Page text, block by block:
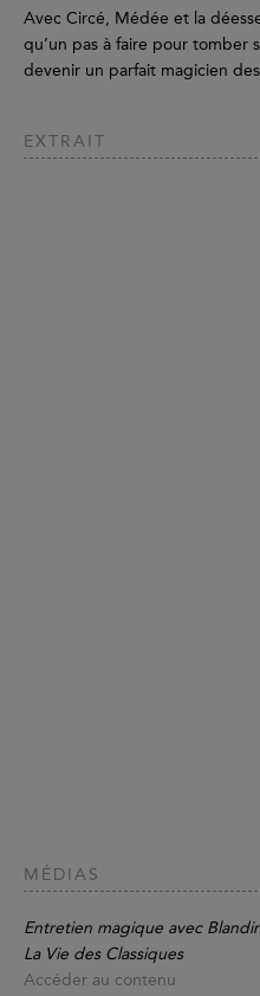
Avec Circé, Médée et la
qu’un pas à faire pour tomber
devenir un parfait magicien
EXTRAIT
MÉDIAS
Entretien magique avec
La Vie des Classiques
Accéder au contenu